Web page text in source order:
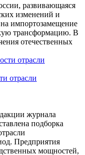
развивающаяся
изменений и
импортозамещение
трансформацию. В
отечественных
отрасли
журнала
подборка
Предприятия
мощностей,